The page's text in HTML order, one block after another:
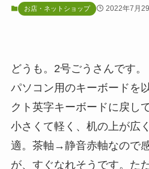
お店・ネットショップ 2022年7月
どうも。2号ごうさんです。
パソコン用のキーボードを
クト英字キーボードに戻し
小さくて軽く、机の上が広
適。茶軸→静音赤軸なので
が、すぐなれそうです。た